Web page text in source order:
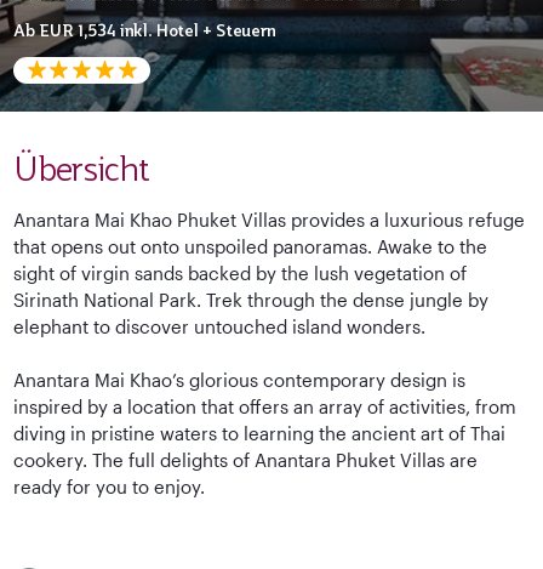
AbEUR 1,534 inkl. Hotel + Steuern
Übersicht
Anantara Mai Khao Phuket Villas provides a luxurious refuge
that opens out onto unspoiled panoramas. Awake to the
sight of virgin sands backed by the lush vegetation of
Sirinath National Park. Trek through the dense jungle by
elephant to discover untouched island wonders.
Anantara Mai Khao’s glorious contemporary design is
inspired by a location that offers an array of activities, from
diving in pristine waters to learning the ancient art of Thai
cookery. The full delights of Anantara Phuket Villas are
ready for you to enjoy.